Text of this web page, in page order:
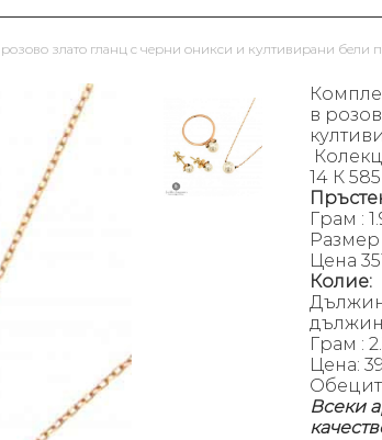
злато гланц с черни оникси и култивирани бели
в
14 К 585
Грам :
Цена
Колие:
Грам :
Цена:
Всеки